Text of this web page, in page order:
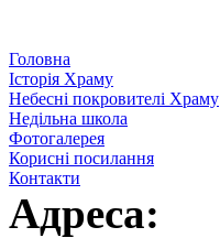
Головна
Історія Храму
Небесні покровителі Храму
Недільна школа
Фотогалерея
Корисні посилання
Контакти
Адреса: